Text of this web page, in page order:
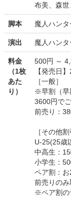
布美、森
脚本 魔人ハン
演出 魔人ハン
料金
（1枚
あた
り）
500円 ～
【発売日
［一般］
※早割（早
3600円で
前売り：
［その他割
U-25(25歳
中高生：
小学生：
ペア割：
前売りの
※ペア割の